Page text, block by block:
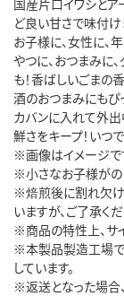
ど良い甘さで味付け
お子様に、女性に、
やつに、おつまみに
も！香ばしいごまの
酒のおつまみにもぴ
カバンに入れて外出
鮮さをキープ！いつ
※画像はイメージで
※小さなお子様がの
※焙煎後に割れ欠け
いますが、ご了承くだ
※商品の特性上、サ
※本製品製造工場で
しています。
※返送となった場合